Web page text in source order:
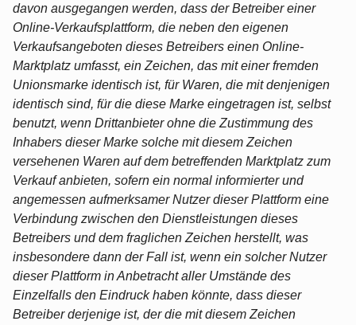
davon ausgegangen werden, dass der Betreiber einer
Online-Verkaufsplattform, die neben den eigenen
Verkaufsangeboten dieses Betreibers einen Online-
Marktplatz umfasst, ein Zeichen, das mit einer fremden
Unionsmarke identisch ist, für Waren, die mit denjenigen
identisch sind, für die diese Marke eingetragen ist, selbst
benutzt, wenn Drittanbieter ohne die Zustimmung des
Inhabers dieser Marke solche mit diesem Zeichen
versehenen Waren auf dem betreffenden Marktplatz zum
Verkauf anbieten, sofern ein normal informierter und
angemessen aufmerksamer Nutzer dieser Plattform eine
Verbindung zwischen den Dienstleistungen dieses
Betreibers und dem fraglichen Zeichen herstellt, was
insbesondere dann der Fall ist, wenn ein solcher Nutzer
dieser Plattform in Anbetracht aller Umstände des
Einzelfalls den Eindruck haben könnte, dass dieser
Betreiber derjenige ist, der die mit diesem Zeichen